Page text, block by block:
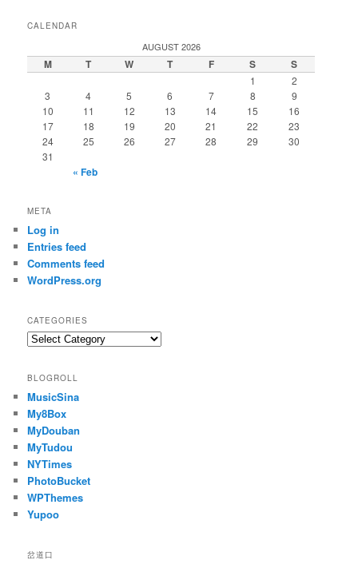
CALENDAR
AUGUST 2026
M T W T F S S
1
2
3
4 5 6 7 8
9
10
11 12 13 14 15
16
17
18 19 20 21 22
23
24
25 26 27 28 29
30
31
« Feb
META
Log in
Entries feed
Comments feed
WordPress.org
CATEGORIES
Categories
BLOGROLL
MusicSina
My8Box
MyDouban
MyTudou
NYTimes
PhotoBucket
WPThemes
Yupoo
岔道口